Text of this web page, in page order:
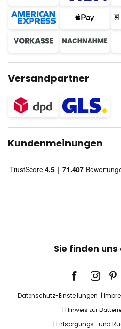
Versandpartner
Kundenmeinungen
Sie finden
Datenschutz-Einstellungen
Hinweis zur
Entsorgungs- und